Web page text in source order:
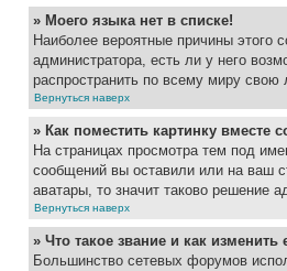
» Моего языка нет в списке!
Наиболее вероятные причины этого
администратора, есть ли у него
распространить по всему миру
Вернуться наверх
» Как поместить картинку вместе
На страницах просмотра тем под
сообщений вы оставили или на ваш
аватары, то значит таково решение
Вернуться наверх
» Что такое звание и как изменить
Большинство сетевых форумов